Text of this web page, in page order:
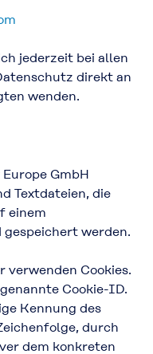
jederzeit bei allen
direkt an
wenden.
GmbH
Textdateien, die
einem
werden.
verwenden Cookies.
Cookie-ID.
Kennung des
durch
dem konkreten